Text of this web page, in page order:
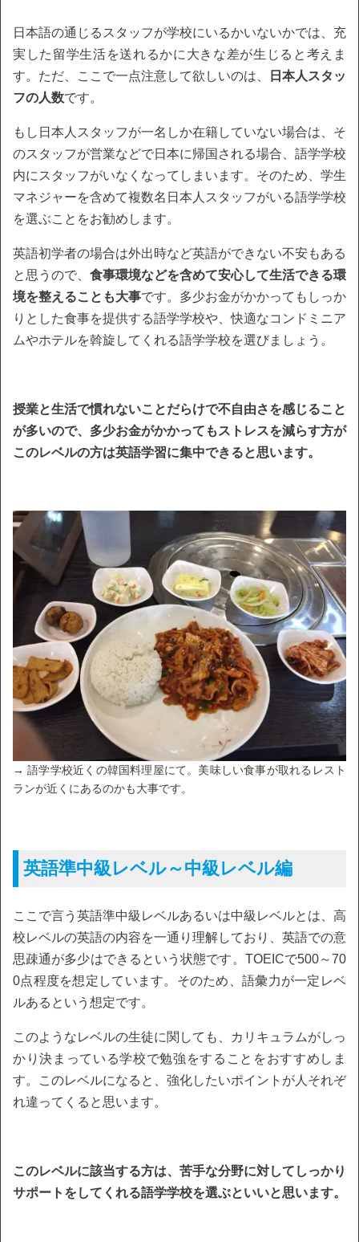
日本語の通じるスタッフが学校にいるかいないかでは、充
実した留学生活を送れるかに大きな差が生じると考えま
す。ただ、ここで一点注意して欲しいのは、
日本人スタッ
フの人数です。
もし日本人スタッフが一名しか在籍していない場合は、そ
のスタッフが営業などで日本に帰国される場合、語学学校
内にスタッフがいなくなってしまいます。そのため、学生
マネジャーを含めて複数名日本人スタッフがいる語学学校
を選ぶことをお勧めします。
英語初学者の場合は外出時など英語ができない不安もある
と思うので、 食事環境などを含めて安心して生活できる環
境を整えることも大事です。多少お金がかかってもしっか
りとした食事を提供する語学学校や、快適なコンドミニア
ムやホテルを斡旋してくれる語学学校を選びましょう。
授業と生活で慣れないことだらけで不自由さを感じること
が多いので、多少お金がかかってもストレスを減らす方が
このレベルの方は英語学習に集中できると思います。
→ 語学学校近くの韓国料理屋にて。美味しい食事が取れるレスト
ランが近くにあるのかも大事です。
英語準中級レベル～中級レベル編
ここで言う英語準中級レベルあるいは中級レベルとは、高
校レベルの英語の内容を一通り理解しており、英語での意
思疎通が多少はできるという状態です。TOEICで500～70
0点程度を想定しています。そのため、語彙力が一定レベ
ルあるという想定です。
このようなレベルの生徒に関しても、カリキュラムがしっ
かり決まっている学校で勉強をすることをおすすめしま
す。このレベルになると、強化したいポイントが人それぞ
れ違ってくると思います。
このレベルに該当する方は、苦手な分野に対してしっかり
サポートをしてくれる語学学校を選ぶといいと思います。